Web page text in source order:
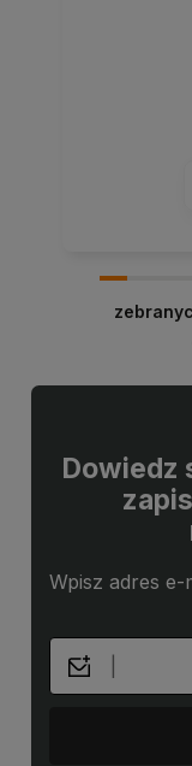
Dowiedz
Wpisz adres e-